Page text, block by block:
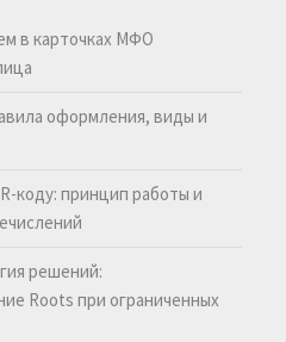
в карточках МФО
оформления, виды и
коду: принцип работы и
решений:
Roots при ограниченных